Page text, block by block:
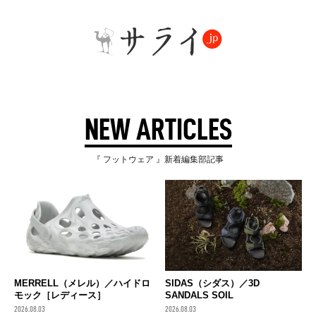
NEW ARTICLES
『 フットウェア 』新着編集部記事
MERRELL（メレル）／ハイドロ
モック［レディース］
2026.08.03
SIDAS（シダス）／3D
SANDALS SOIL
2026.08.03